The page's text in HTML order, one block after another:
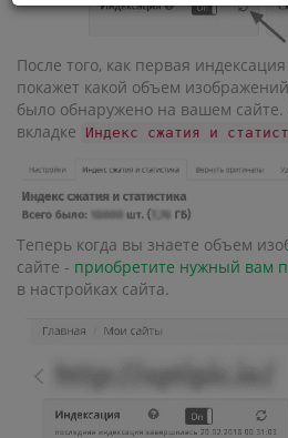
После того, как первая
покажет какой объем изображений
было обнаружено на вашем сайте.
вкладке
Индекс сжатия и
Теперь когда вы знаете объем
сайте - приобретите нужный вам
в настройках сайта.